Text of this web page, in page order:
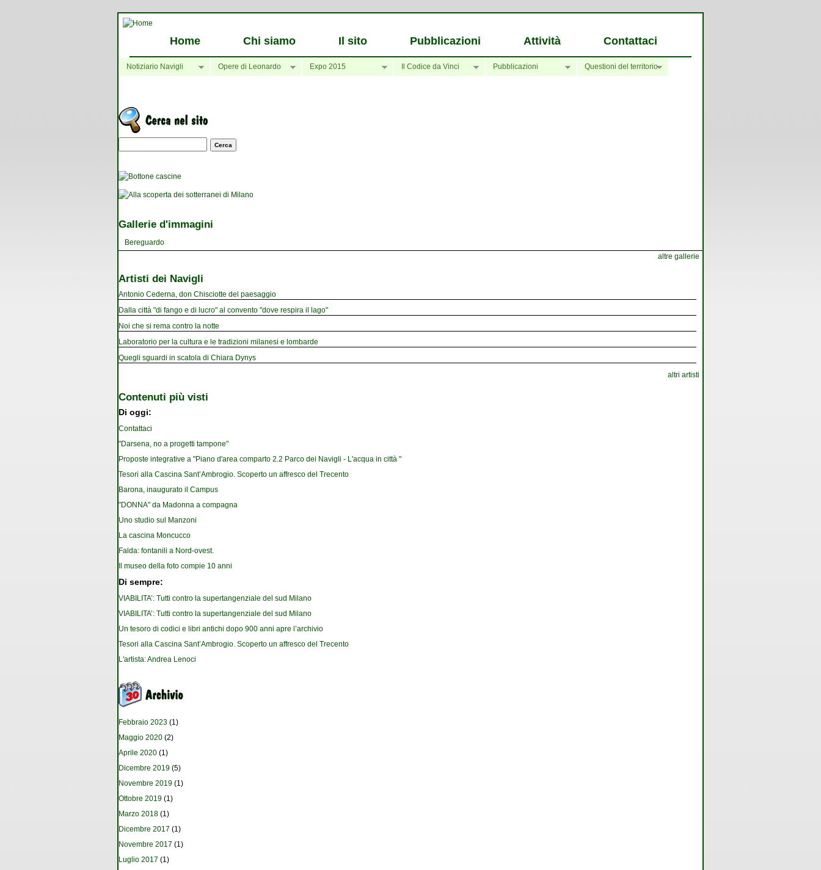
Home Chi siamo Il sito Pubblicazioni Attività Contattaci
Notiziario Navigli Opere di Leonardo Expo 2015 Il Codice da Vinci Pubblicazioni Questioni del territorio
Maschera di ricerca
Gallerie d'immagini
Bereguardo
altre gallerie
Artisti dei Navigli
Antonio Cederna, don Chisciotte del paesaggio
Dalla città "di fango e di lucro" al convento "dove respira il lago"
Noi che si rema contro la notte
Laboratorio per la cultura e le tradizioni milanesi e lombarde
Quegli sguardi in scatola di Chiara Dynys
altri artisti
Contenuti più visti
Di oggi:
Contattaci
"Darsena, no a progetti tampone"
Proposte integrative a "Piano d'area comparto 2.2 Parco dei Navigli - L'acqua in città "
Tesori alla Cascina Sant’Ambrogio. Scoperto un affresco del Trecento
Barona, inaugurato il Campus
"DONNA" da Madonna a compagna
Uno studio sul Manzoni
La cascina Moncucco
Falda: fontanili a Nord-ovest.
Il museo della foto compie 10 anni
Di sempre:
VIABILITA’: Tutti contro la supertangenziale del sud Milano
VIABILITA’: Tutti contro la supertangenziale del sud Milano
Un tesoro di codici e libri antichi dopo 900 anni apre l’archivio
Tesori alla Cascina Sant’Ambrogio. Scoperto un affresco del Trecento
L'artista: Andrea Lenoci
Febbraio 2023 (1)
Maggio 2020 (2)
Aprile 2020 (1)
Dicembre 2019 (5)
Novembre 2019 (1)
Ottobre 2019 (1)
Marzo 2018 (1)
Dicembre 2017 (1)
Novembre 2017 (1)
Luglio 2017 (1)